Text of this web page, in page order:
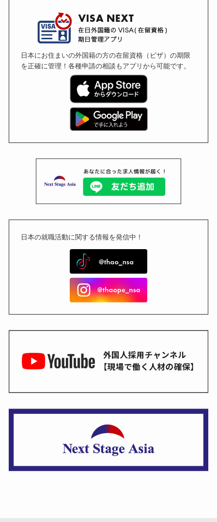
日本にお住まいの外国籍の方の在留資格（ビザ）の期限
を正確に管理！各種申請の相談もアプリから可能です。
日本の就職活動に関する情報を発信中！